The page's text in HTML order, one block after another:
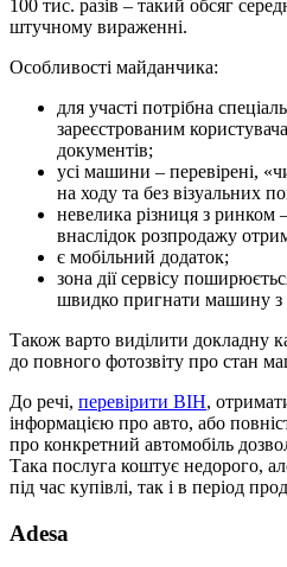
100 тис. разів – такий обсяг
штучному вираженні.
Особливості майданчика:
для участі потрібна
зареєстрованим
документів;
усі машини – перевірені,
на ходу та без візуальних
невелика різниця з
внаслідок розпродажу
є мобільний додаток;
зона дії сервісу
швидко пригнати машину з
Також варто виділити докладну
до повного фотозвіту про стан
До речі, перевірити ВІН,
інформацією про авто, або
про конкретний автомобіль
Така послуга коштує недорого,
під час купівлі, так і в період
Adesa